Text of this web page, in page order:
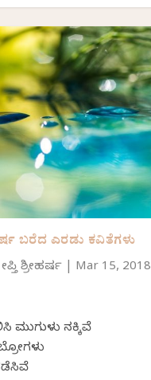
ಬರೆದ ಎರಡು ಕವಿತೆಗಳು
ದೀಪ್ತಿ ಶ್ರೀಹರ್ಷ Mar 15, 2018
ಮುಗುಳು ನಕ್ಕಿವೆ